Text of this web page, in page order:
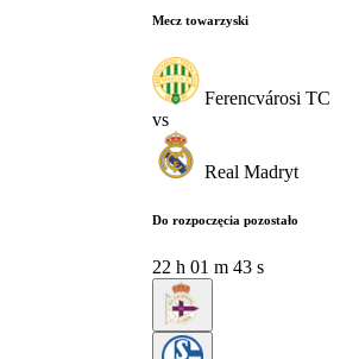
Mecz towarzyski
Ferencvárosi TC
vs
Real Madryt
Do rozpoczęcia pozostało
22 h 01 m 42 s